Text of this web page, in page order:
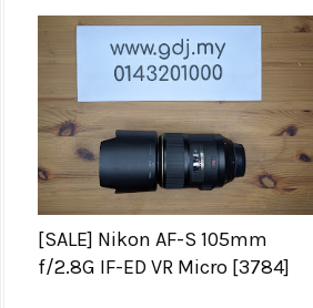
[SALE] Nikon AF-S 105mm
f/2.8G IF-ED VR Micro [3784]